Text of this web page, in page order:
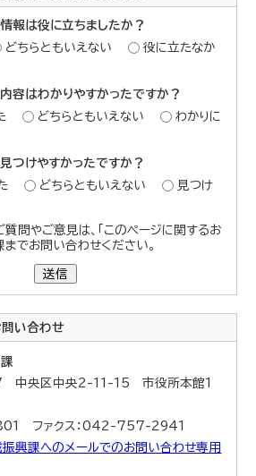
報は役に立ちましたか？
どちらともいえない
役に立たなか
容はわかりやすかったですか？
どちらともいえない
わかりに
つけやすかったですか？
どちらともいえない
見つけ
問やご意見は、「このページに関するお
でお問い合わせください。
送信
問い合わせ
中央区中央2-11-15 市役所本館1
ファクス：042-757-2941
興課へのメールでのお問い合わせ専用